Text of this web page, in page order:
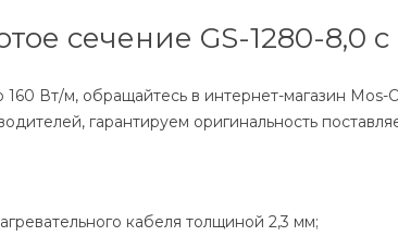
сечение GS-1280-8,0
Вт/м, обращайтесь в интернет-магазин
гарантируем оригинальность
кабеля толщиной 2,3 мм;